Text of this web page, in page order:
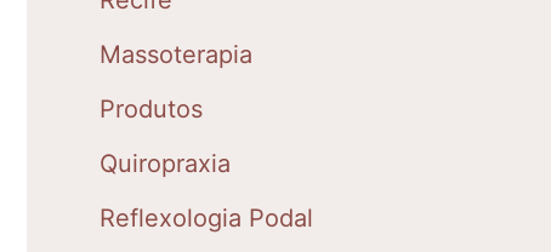
Massoterapia
Produtos
Quiropraxia
Reflexologia Podal